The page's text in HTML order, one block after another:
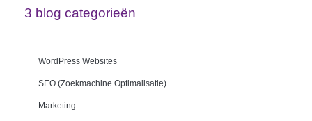
3 blog categorieën
WordPress Websites
SEO (zoekmachine Optimalisatie)
Marketing